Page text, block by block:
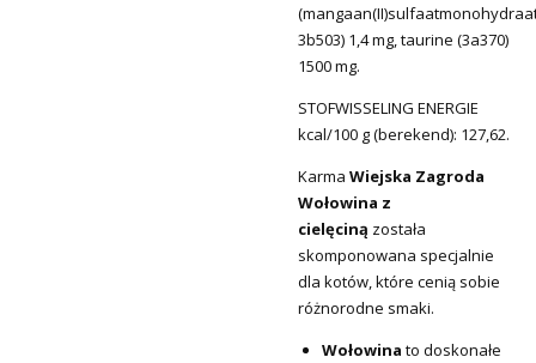
3b503) 1,4 mg, taurine (3a370)
1500 mg.
STOFWISSELING ENERGIE
kcal/100 g (berekend): 127,62.
Karma Wiejska Zagroda
Wołowina z
cielęciną została
skomponowana specjalnie
dla kotów, które cenią sobie
różnorodne smaki.
Wołowina to doskonałe